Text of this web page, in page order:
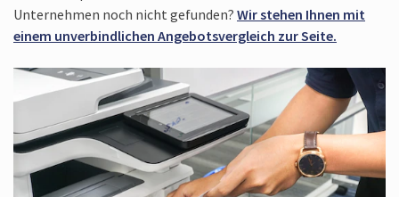
Unternehmen noch nicht gefunden? Wir stehen Ihnen mit
einem unverbindlichen Angebotsvergleich zur Seite.